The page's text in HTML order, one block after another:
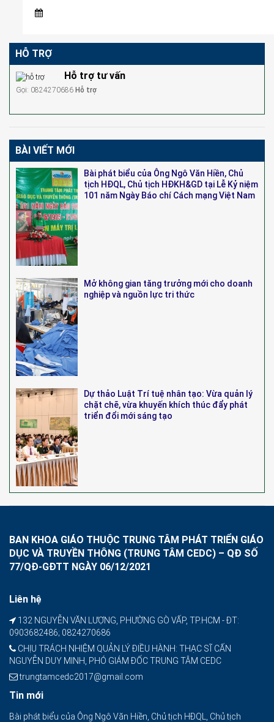
HỖ TRỢ
Hỗ trợ tư vấn
Gọi: 0824270686 Hỗ trợ
BÀI VIẾT MỚI
Bài phát biểu của Ông Ngô Văn Hiền, Chủ
tịch HĐQL, Chủ tịch HĐKH&GD tại Lễ Kỷ niệm
101 năm Ngày Báo chí Cách mạng Việt Nam
Mở không gian tăng trưởng mới cho doanh
nghiệp và nguồn lực tri thức
Dự thảo Luật Trí tuệ nhân tạo: Vừa quản lý
chặt chẽ, vừa khuyến khích thúc đẩy phát
triển đổi mới sáng tạo
BAN KHOA GIÁO THUỘC TRUNG TÂM PHÁT TRIỂN GIÁO
DỤC VÀ TRUYỀN THÔNG (TRUNG TÂM CEDC) – QĐ SỐ
77/QĐ-GĐTT NGÀY 06/12/2021
Liên hệ
132 NGUYỄN VĂN LƯỢNG, PHƯỜNG GÒ VẤP, TP.HCM - ĐT:
0903682486; 0824270686
CHỊU TRÁCH NHIỆM QUẢN LÝ ĐIỀU HÀNH: THẠC SĨ CẤN
NGUYỄN DUY MINH, PHÓ GIÁM ĐỐC TRUNG TÂM CEDC
trungtamcedc2017@gmail.com
Tin mới
Bài phát biểu của Ông Ngô Văn Hiền, Chủ tịch HĐQL, Chủ tịch